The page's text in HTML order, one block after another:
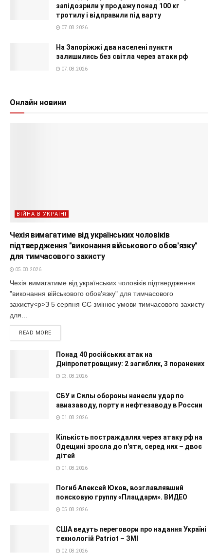
запідозрили у продажу понад 100 кг
тротилу і відправили під варту
07.08.2026
На Запоріжжі два населені пункти
залишились без світла через атаки рф
07.08.2026
Онлайн новини
ВІЙНА В УКРАЇНІ
Чехія вимагатиме від українських чоловіків
підтвердження "виконання військового обов'язку"
для тимчасового захисту
05.08.2026
Чехія вимагатиме від українських чоловіків підтвердження
"виконання військового обов'язку" для тимчасового
захисту<p>З 5 серпня ЄС змінює умови тимчасового захисту
для...
READ MORE
Понад 40 російських атак на
Дніпропетровщину: 2 загиблих, 3 поранених
03.08.2026
СБУ и Силы обороны нанесли удар по
авиазаводу, порту и нефтезаводу в России
01.08.2026
Кількість постраждалих через атаку рф на
Одещині зросла до п'яти, серед них – двоє
дітей
01.08.2026
Погиб Алексей Юков, возглавлявший
поисковую группу «Плацдарм». ВИДЕО
05.08.2026
США ведуть переговори про надання Україні
технологій Patriot – ЗМІ
02.08.2026